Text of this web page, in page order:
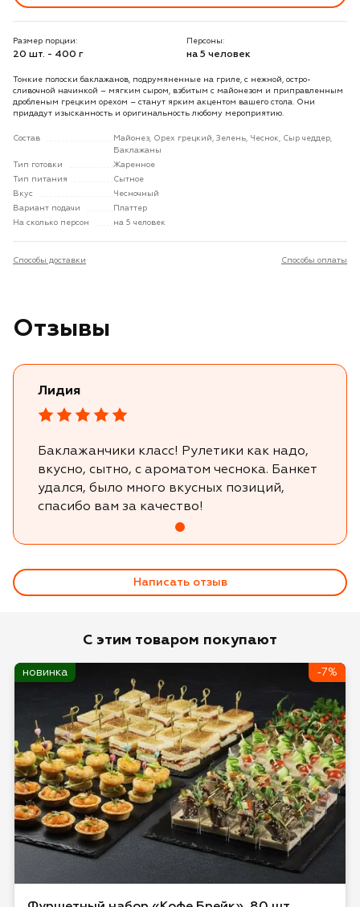
Размер порции:
20 шт. - 400 г
Персоны:
на 5 человек
Тонкие полоски баклажанов, подрумяненные на гриле, с нежной, остро-
сливочной начинкой – мягким сыром, взбитым с майонезом и приправленным
дробленым грецким орехом – станут ярким акцентом вашего стола. Они
придадут изысканность и оригинальность любому мероприятию.
Состав
Майонез, Орех грецкий, Зелень, Чеснок, Сыр чеддер,
Баклажаны
Тип готовки
Жаренное
Тип питания
Сытное
Вкус
Чесночный
Вариант подачи
Платтер
На сколько персон
на 5 человек
Способы доставки Способы оплаты
Отзывы
Лидия
Баклажанчики класс! Рулетики как надо,
вкусно, сытно, с ароматом чеснока. Банкет
удался, было много вкусных позиций,
спасибо вам за качество!
Написать отзыв
Отзыв*
С этим товаром покупают
новинка -7%